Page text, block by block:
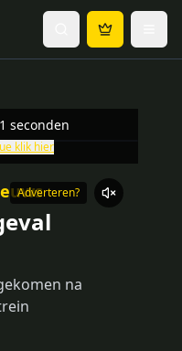
Adverteren?
seconden
klik hier
na